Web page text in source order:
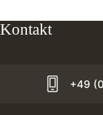
Kontakt
+49